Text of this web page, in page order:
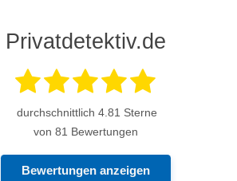
Privatdetektiv.de
durchschnittlich4.81 Sterne
von 81 Bewertungen
Bewertungen anzeigen